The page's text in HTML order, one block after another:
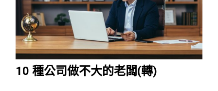
10 種公司做不大的老闆(轉)